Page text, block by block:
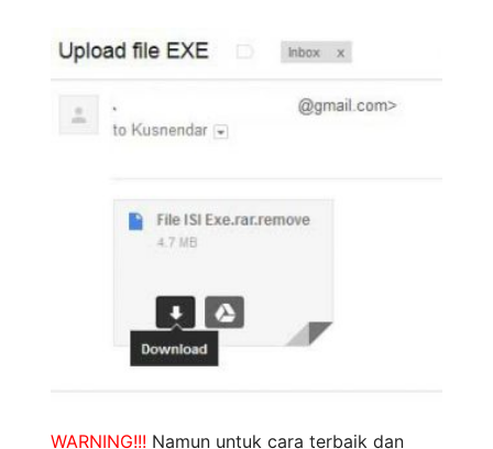
WARNING!!! Namun untuk cara terbaik dan